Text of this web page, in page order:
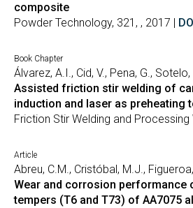
composite
Powder Technology, 321, , 2017 |
Book Chapter
Álvarez, A.I., Cid, V., Pena, G.,
Assisted friction stir welding of
induction and laser as preheating
Friction Stir Welding and Processing
Article
Abreu, C.M., Cristóbal, M.J.,
Wear and corrosion
tempers (T6 and T73) of AA7075